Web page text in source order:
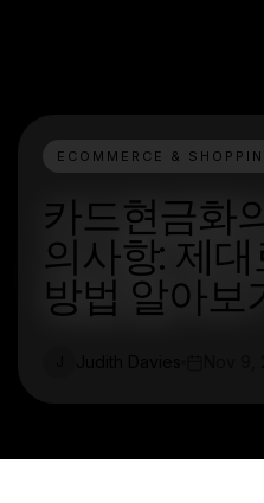
ECOMMERCE &
카드현금화
의사항: 제
방법 알아보